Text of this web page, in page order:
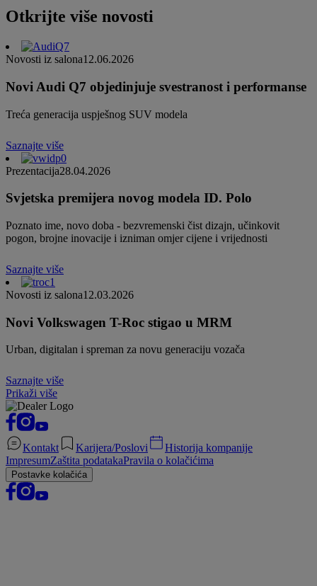
Otkrijte više novosti
Novosti iz salona12.06.2026
Novi Audi Q7 objedinjuje svestranost i performanse
Treća generacija uspješnog SUV modela
Saznajte više
Prezentacija28.04.2026
Svjetska premijera novog modela ID. Polo
Poznato ime, novo doba - bezvremenski čist dizajn, učinkovit
pogon, brojne inovacije i izniman omjer cijene i vrijednosti
Saznajte više
Novosti iz salona12.03.2026
Novi Volkswagen T-Roc stigao u MRM
Urban, digitalan i spreman za novu generaciju vozača
Saznajte više
Prikaži više
Kontakt Karijera/Poslovi
Historija kompanije
ImpresumZaštita podatakaPravila o kolačićima
Postavke kolačića